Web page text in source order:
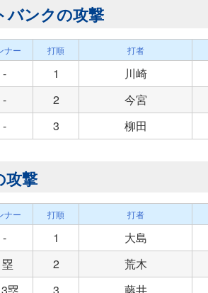
ンクの攻撃
ナー 打順 打者
- 1
川崎
- 2
今宮
- 3 柳田
撃
ナー 打順 打者
- 1
大島
2
荒木